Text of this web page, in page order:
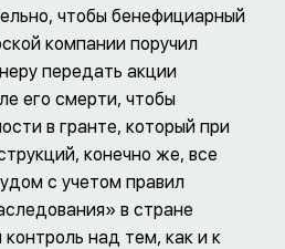
чтобы бенефициарный
компании поручил
передать акции
его смерти, чтобы
в гранте, который при
конечно же, все
с учетом правил
в стране
над тем, как и к